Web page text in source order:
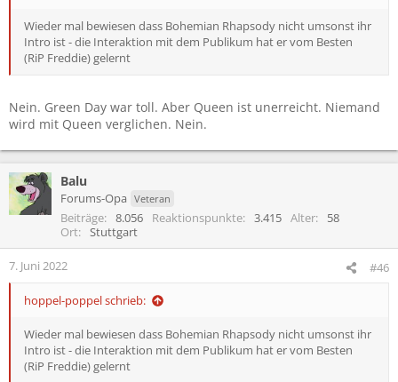
Wieder mal bewiesen dass Bohemian Rhapsody nicht umsonst ihr
Intro ist - die Interaktion mit dem Publikum hat er vom Besten
(RiP Freddie) gelernt
Nein. Green Day war toll. Aber Queen ist unerreicht. Niemand
wird mit Queen verglichen. Nein.
Balu
Forums-Opa Veteran
Beiträge 8.056 Reaktionspunkte 3.415 Alter
58
Ort
Stuttgart
7. Juni 2022 #46
hoppel-poppel schrieb:
Wieder mal bewiesen dass Bohemian Rhapsody nicht umsonst ihr
Intro ist - die Interaktion mit dem Publikum hat er vom Besten
(RiP Freddie) gelernt